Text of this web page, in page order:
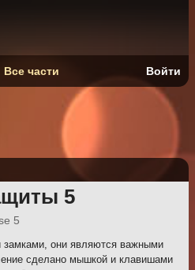
5
5
замками, они являются важными
сделано мышкой и клавишами
Все части Войти